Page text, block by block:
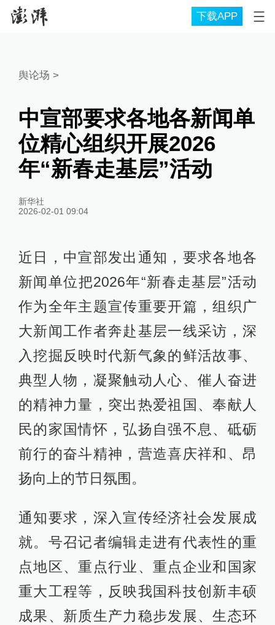
下载APP
舆论场 >
中宣部要求各地各新闻单
位精心组织开展2026
年“新春走基层”活动
新华社
2026-02-01 09:04
近日，中宣部发出通知，要求各地各
新闻单位把2026年“新春走基层”活动
作为全年主题宣传重要开篇，组织广
大新闻工作者奔赴基层一线采访，深
入挖掘反映时代新气象的鲜活故事、
典型人物，凝聚触动人心、催人奋进
的精神力量，突出热爱祖国、奉献人
民的家国情怀，弘扬自强不息、砥砺
前行的奋斗精神，营造喜庆祥和、昂
扬向上的节日氛围。
通知要求，深入宣传经济社会发展成
就。号召记者编辑走进有代表性的重
点地区、重点行业、重点企业和国家
重大工程等，反映我国科技创新丰硕
成果、新质生产力稳步发展、生态环